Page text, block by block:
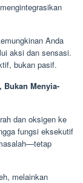
Anda
aksi dan sensasi.
bukan pasif.
Bukan Menyia-
dan oksigen ke
fungsi eksekutif
melainkan